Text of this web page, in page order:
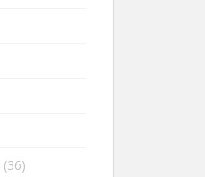
(36)